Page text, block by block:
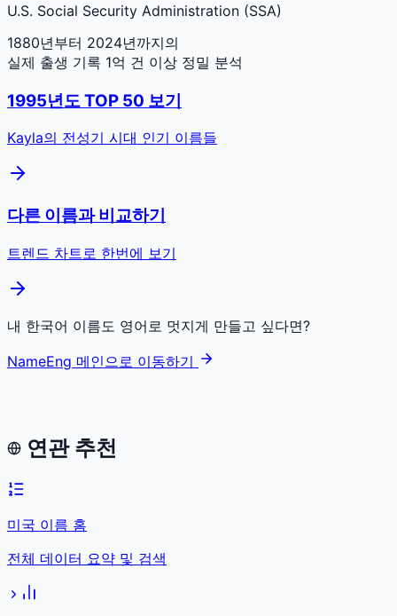
U.S. Social Security Administration (SSA)
1880년부터 2024년까지의
실제 출생 기록 1억 건 이상 정밀 분석
1995년도 TOP 50 보기
Kayla의 전성기 시대 인기 이름들
다른 이름과 비교하기
트렌드 차트로 한번에 보기
내 한국어 이름도 영어로 멋지게 만들고 싶다면?
NameEng 메인으로 이동하기
연관 추천
미국 이름 홈
전체 데이터 요약 및 검색